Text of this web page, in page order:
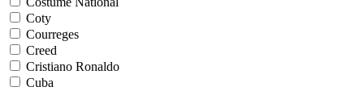
Coty
Courreges
Creed
Cristiano Ronaldo
Cuba